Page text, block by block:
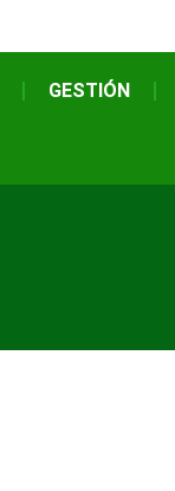
GESTIÓN